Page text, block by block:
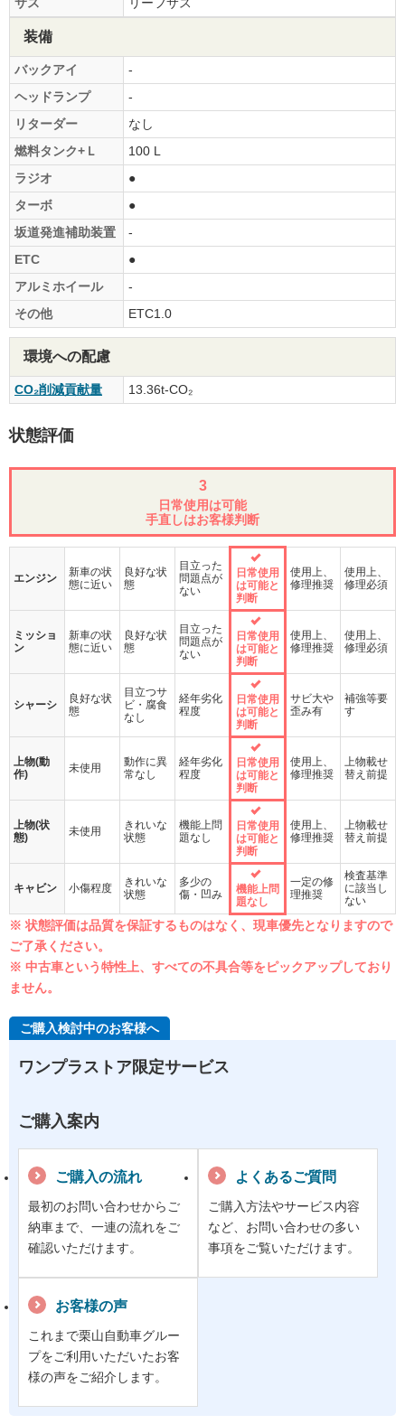
装備
バックアイ
-
ヘッドランプ
-
リターダー
なし
燃料タンク+Ｌ
100 L
ラジオ
●
ターボ
●
坂道発進補助装置
-
ETC
●
アルミホイール
-
その他
ETC1.0
環境への配慮
CO₂削減貢献量 13.36t-CO₂
状態評価
3
日常使用は可能
手直しはお客様判断
エンジン
新車の状
態に近い
良好な状
態
目立った
問題点が
ない
日常使用
は可能と
判断
使用上、
修理推奨
使用上、
修理必須
ミッショ
ン
新車の状
態に近い
良好な状
態
目立った
問題点が
ない
日常使用
は可能と
判断
使用上、
修理推奨
使用上、
修理必須
シャーシ
良好な状
態
目立つサ
ビ・腐食
なし
経年劣化
程度
日常使用
は可能と
判断
サビ大や
歪み有
補強等要
す
上物(動
作)
未使用
動作に異
常なし
経年劣化
程度
日常使用
は可能と
判断
使用上、
修理推奨
上物載せ
替え前提
上物(状
態)
未使用
きれいな
状態
機能上問
題なし
日常使用
は可能と
判断
使用上、
修理推奨
上物載せ
替え前提
キャビン 小傷程度
きれいな
状態
多少の
傷・凹み
機能上問
題なし
一定の修
理推奨
検査基準
に該当し
ない
※ 状態評価は品質を保証するものはなく、現車優先となりますので
ご了承ください。
※ 中古車という特性上、すべての不具合等をピックアップしており
ません。
ご購入検討中のお客様へ
ワンプラストア限定サービス
ご購入案内
ご購入の流れ
最初のお問い合わせからご
納車まで、一連の流れをご
確認いただけます。
よくあるご質問
ご購入方法やサービス内容
など、お問い合わせの多い
事項をご覧いただけます。
お客様の声
これまで栗山自動車グルー
プをご利用いただいたお客
様の声をご紹介します。